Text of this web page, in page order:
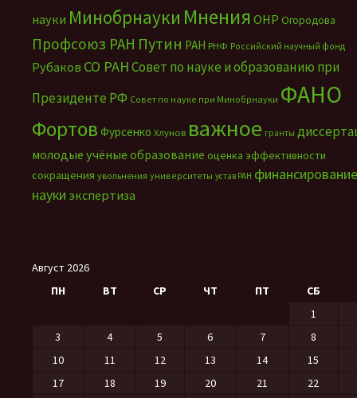
науки Минобрнауки Мнения ОНР Огородова
Профсоюз РАН Путин РАН РНФ Российский научный фонд
Рубаков СО РАНСовет по науке и образованию при
Президенте РФ Совет по науке при Минобрнауки ФАНО
Фортов Фурсенко Хлунов важное гранты
молодые учёные образование оценка эффективности
сокращения увольнения университеты устав РАН финансирование
науки экспертиза
Август 2026
ПН
ВТ СР ЧТ ПТ СБ
1
3
4 5 6 7
8
10
11 12 13 14
15
17
18 19 20 21
22